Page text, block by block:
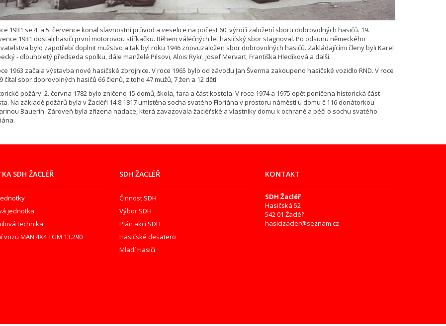
1931 se 4. a 5. července konal slavnostní průvod a veselice na počest 60. výročí založení sboru dobrovolných hasičů. 19.
1931 dostali hasiči první motorovou stříkačku. Během válečných let hasičský sbor stagnoval. Po odsunu německého
bylo zapotřebí doplnit mužstvo a tak byl roku 1946 znovuzaložen sbor dobrovolných hasičů. Zakládajícími členy byli Karel
- dlouholetý předseda spolku, dále manželé Pilsovi, Alois Rykr, Josef Mervart, Františka Hledíková a další.
1963 začala výstavba nové hasičské zbrojnice. V roce 1965 bylo od závodu Jan Šverma zakoupeno hasičské vozidlo RND. V roce
čítal sbor dobrovolných hasičů 66 členů, z toho 47 mužů, 7 žen a 12 dětí.
požáry: 2. června 1782 bylo zničeno 15 domů, škola, fara a část kostela. V roce 1974 a 1975 opět poničena historická část
Na základě požárů byla v Žacléři 14.8.1817 umístěna socha svatého Floriána v prostoru náměstí u domu č.116 donátorkou
Bauerin. Zároveň byla zřízena nadace, která zavazovala žacléřské a vlastníky domu k ochraně a péči o sochu svatého
SDH ŽACLÉŘ
jednotka
technika
vozu MAN 4X4 TGM 13.290
SDH ŽACLÉŘ
Činnost SDH
Výbor SDH
Plán akcí SDH
Hasičské desatero
Mladí Hasiči
KONTAKT
SDH Žacléř
Hasičská 52
542 01 Žacléř
hasicizacler@seznam.cz